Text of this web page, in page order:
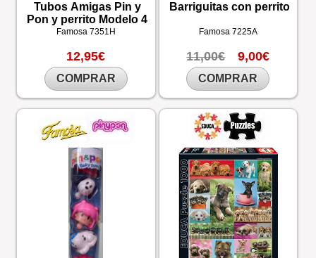
Tubos Amigas Pin y
Pon y perrito Modelo 4
Famosa 7351H
12,95€
COMPRAR
Barriguitas con perrito
Famosa 7225A
11,00€ 9,00€
COMPRAR